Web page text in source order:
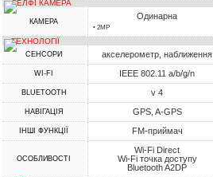
СЕЛФІ КАМЕРА
КАМЕРА
Одинарна
• 2MP
ТЕХНОЛОГІЇ
СЕНСОРИ акселерометр, наближення
WI-FI IEEE 802.11 a/b/g/n
BLUETOOTH v 4
НАВІГАЦІЯ GPS, A-GPS
ІНШІ ФУНКЦІЇ FM-приймач
ОСОБЛИВОСТІ
Wi-Fi Direct
Wi-Fi точка доступу
Bluetooth A2DP